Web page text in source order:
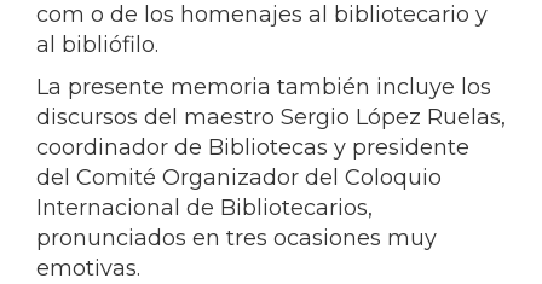
com o de los homenajes al bibliotecario y
al bibliófilo.
La presente memoria también incluye los
discursos del maestro Sergio López Ruelas,
coordinador de Bibliotecas y presidente
del Comité Organizador del Coloquio
Internacional de Bibliotecarios,
pronunciados en tres ocasiones muy
emotivas.